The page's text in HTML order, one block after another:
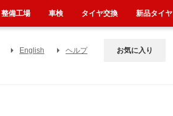
English ヘルプ お気に入り
整備工場 車検 タイヤ交換 新品タイヤ